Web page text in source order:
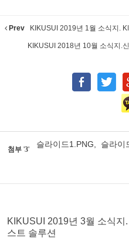
Prev KIKUSUI 2019년 1월 소식지.
KIKUSUI 2018년 10월 소식지.
첨부 '3'
슬라이드1.PNG, 슬라이
KIKUSUI 2019년 3월 소식지
스트 솔루션